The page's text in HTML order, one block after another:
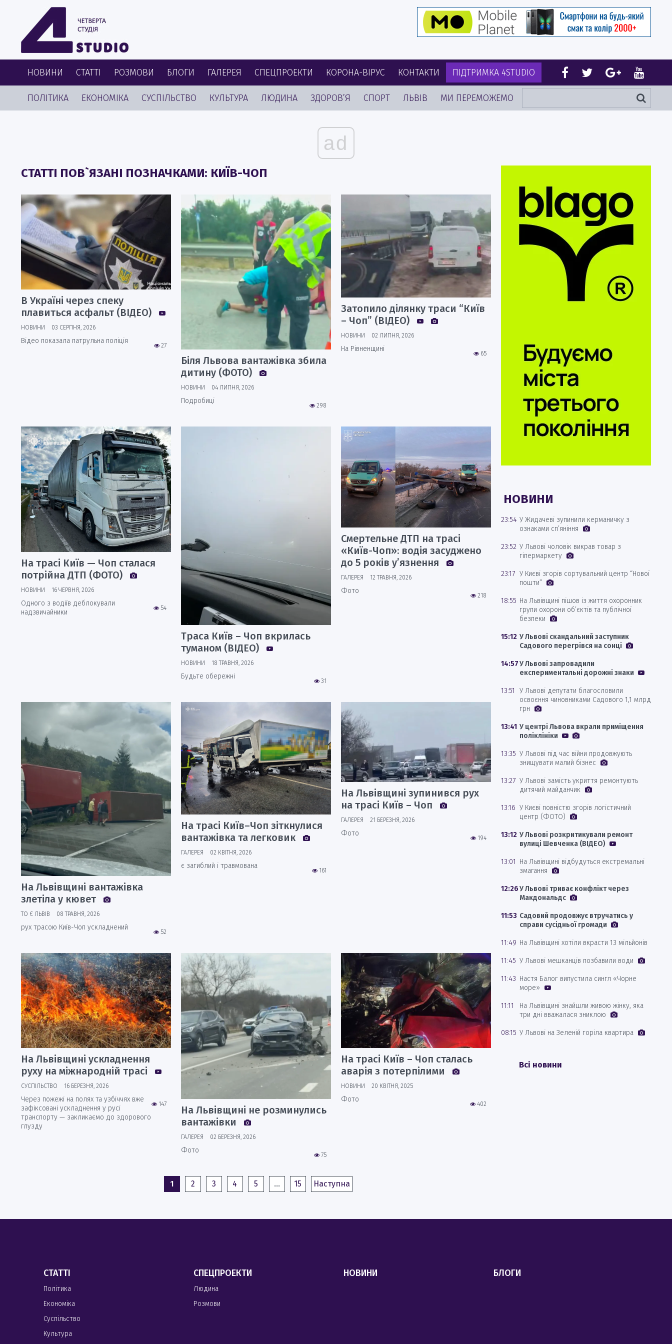
НОВИНИ СТАТТІ РОЗМОВИ БЛОГИ ГАЛЕРЕЯ СПЕЦПРОЕКТИ КОРОНА-ВІРУС КОНТАКТИ ПІДТРИМКА 4STUDIO
ПОЛІТИКА ЕКОНОМІКА СУСПІЛЬСТВО КУЛЬТУРА ЛЮДИНА ЗДОРОВ’Я СПОРТ ЛЬВІВ МИ ПЕРЕМОЖЕМО
ad
СТАТТІ ПОВ`ЯЗАНІ ПОЗНАЧКАМИ: КИЇВ-ЧОП
В Україні через спеку
плавиться асфальт (ВІДЕО)
НОВИНИ 03 СЕРПНЯ, 2026
27
Відео показала патрульна поліція
Біля Львова вантажівка збила
дитину (ФОТО)
НОВИНИ 04 ЛИПНЯ, 2026
298
Подробиці
Затопило ділянку траси “Київ
– Чоп” (ВІДЕО)
НОВИНИ 02 ЛИПНЯ, 2026
65
На Рівненщині
На трасі Київ — Чоп сталася
потрійна ДТП (ФОТО)
НОВИНИ 16 ЧЕРВНЯ, 2026
54
Одного з водіїв деблокували
надзвичайники
Траса Київ – Чоп вкрилась
туманом (ВІДЕО)
НОВИНИ 18 ТРАВНЯ, 2026
31
Будьте обережні
Смертельне ДТП на трасі
«Київ-Чоп»: водія засуджено
до 5 років у’язнення
ГАЛЕРЕЯ 12 ТРАВНЯ, 2026
218
Фото
На Львівщині вантажівка
злетіла у кювет
ТО Є ЛЬВІВ 08 ТРАВНЯ, 2026
52
рух трасою Київ-Чоп ускладнений
На трасі Київ–Чоп зіткнулися
вантажівка та легковик
ГАЛЕРЕЯ 02 КВІТНЯ, 2026
161
є загиблий і травмована
На Львівщині зупинився рух
на трасі Київ – Чоп
ГАЛЕРЕЯ 21 БЕРЕЗНЯ, 2026
194
Фото
На Львівщині ускладнення
руху на міжнародній трасі
СУСПІЛЬСТВО 16 БЕРЕЗНЯ, 2026
147
Через пожежі на полях та узбіччях вже
зафіксовані ускладнення у русі
транспорту — закликаємо до здорового
глузду
На Львівщині не розминулись
вантажівки
ГАЛЕРЕЯ 02 БЕРЕЗНЯ, 2026
75
Фото
На трасі Київ – Чоп сталась
аварія з потерпілими
НОВИНИ 20 КВІТНЯ, 2025
402
Фото
1 2 3 4 5 … 15 Наступна
НОВИНИ
23:54 У Жидачеві зупинили керманичку з
ознаками сп’яніння
23:52 У Львові чоловік викрав товар з
гіпермаркету
23:17 У Києві згорів сортувальний центр “Нової
пошти”
18:55 На Львівщині пішов із життя охоронник
групи охорони об’єктів та публічної
безпеки
15:12 У Львові скандальний заступник
Садового перегрівся на сонці
14:57У Львові запровадили
експериментальні дорожні знаки
13:51
У Львові депутати благословили
освоєння чиновниками Садового 1,1 млрд
грн
13:41 У центрі Львова вкрали приміщення
поліклініки
13:35 У Львові під час війни продовжують
знищувати малий бізнес
13:27 У Львові замість укриття ремонтують
дитячий майданчик
13:16 У Києві повністю згорів логістичний
центр (ФОТО)
13:12 У Львові розкритикували ремонт
вулиці Шевченка (ВІДЕО)
13:01 На Львівщині відбудуться екстремальні
змагання
12:26У Львові триває конфлікт через
Макдональдс
11:53 Садовий продовжує втручатись у
справи сусідньої громади
11:49 На Львівщині хотіли вкрасти 13 мільйонів
11:45 У Львові мешканців позбавили води
11:43 Настя Балог випустила сингл «Чорне
море»
11:11
На Львівщині знайшли живою жінку, яка
три дні вважалася зниклою
08:15 У Львові на Зеленій горіла квартира
Всі новини
СТАТТІ
Політика
Економіка
Суспільство
Культура
СПЕЦПРОЕКТИ
Людина
Розмови
НОВИНИ БЛОГИ